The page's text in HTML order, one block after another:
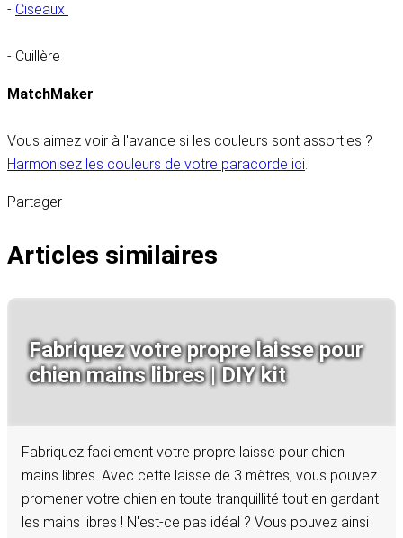
- Ciseaux
- Cuillère
MatchMaker
Vous aimez voir à l'avance si les couleurs sont assorties ?
Harmonisez les couleurs de votre paracorde ici.
Partager
Articles similaires
Fabriquez votre propre laisse pour
chien mains libres | DIY kit
Fabriquez facilement votre propre laisse pour chien
mains libres. Avec cette laisse de 3 mètres, vous pouvez
promener votre chien en toute tranquillité tout en gardant
les mains libres ! N'est-ce pas idéal ? Vous pouvez ainsi